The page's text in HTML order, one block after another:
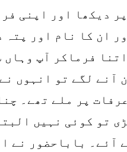
دیکھا اور اپنی
ان کا نام اور
فرماکر آپ
آنے لگے تو انہوں
پر ملے تھے۔
تو کوئی نہیں
آئے۔ باباحضور نے